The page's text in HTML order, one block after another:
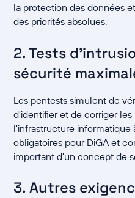
la protection des données
des priorités absolues.
2. Tests
sécurité
Les pentests simulent de
d'identifier et de corriger les
l'infrastructure informatique
obligatoires pour DiGA et
important d'un concept de
3. Autres